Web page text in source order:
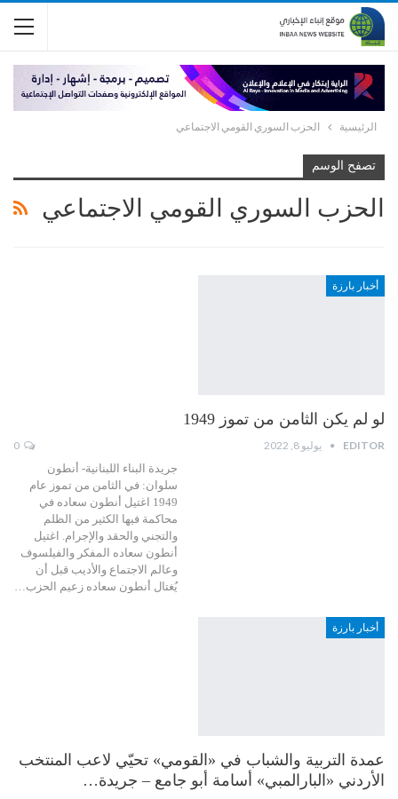
الرئيسية الحزب السوري القومي الاجتماعي
تصفح الوسم
الحزب السوري القومي الاجتماعي
أخبار بارزة
لو لم يكن الثامن من تموز 1949
EDITOR يوليو 8, 2022
جريدة البناء اللبنانية- أنطون
سلوان: في الثامن من تموز عام
1949 اغتيل أنطون سعاده في
محاكمة فيها الكثير من الظلم
والتجني والحقد والإجرام. اغتيل
أنطون سعاده المفكر والفيلسوف
وعالم الاجتماع والأديب قبل أن
يُغتال أنطون سعاده زعيم الحزب…
أخبار بارزة
عمدة التربية والشباب في «القومي» تحيّي لاعب المنتخب
الأردني «البارالمبي» أسامة أبو جامع – جريدة…